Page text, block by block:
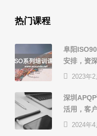
热门课程
阜阳
安排，资
2023年2
深圳
活用，客
2024年4